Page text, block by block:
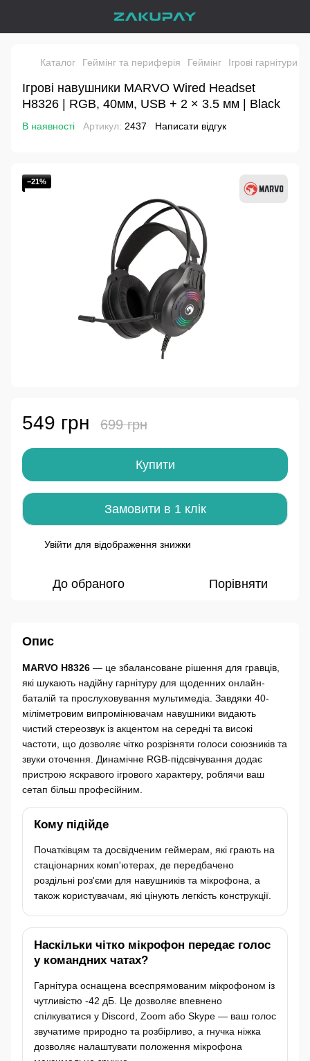
Каталог Геймінг та периферія Геймінг Ігрові гарнітури
Ігрові навушники MARVO Wired Headset
H8326 | RGB, 40мм, USB + 2 × 3.5 мм | Black
В наявності Артикул: 2437 Написати відгук
−21%
549 грн 699 грн
Купити
Замовити в 1 клік
Увійти для відображення знижки
До обраного Порівняти
Опис
MARVO H8326 — це збалансоване рішення для гравців,
які шукають надійну гарнітуру для щоденних онлайн-
баталій та прослуховування мультимедіа. Завдяки 40-
міліметровим випромінювачам навушники видають
чистий стереозвук із акцентом на середні та високі
частоти, що дозволяє чітко розрізняти голоси союзників та
звуки оточення. Динамічне RGB-підсвічування додає
пристрою яскравого ігрового характеру, роблячи ваш
сетап більш професійним.
Кому підійде
Початківцям та досвідченим геймерам, які грають на
стаціонарних комп'ютерах, де передбачено
роздільні роз'єми для навушників та мікрофона, а
також користувачам, які цінують легкість конструкції.
Наскільки чітко мікрофон передає голос
у командних чатах?
Гарнітура оснащена всеспрямованим мікрофоном із
чутливістю -42 дБ. Це дозволяє впевнено
спілкуватися у Discord, Zoom або Skype — ваш голос
звучатиме природно та розбірливо, а гнучка ніжка
дозволяє налаштувати положення мікрофона